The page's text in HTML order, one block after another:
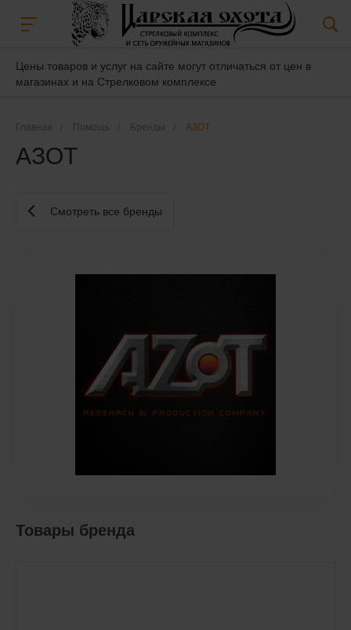
Цены товаров и услуг на сайте могут отличаться от цен в
магазинах и на Стрелковом комплексе
Главная Помощь Бренды АЗОТ
АЗОТ
Смотреть все бренды
Товары бренда